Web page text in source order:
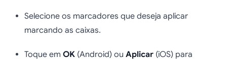
Selecione os marcadores que deseja aplicar
marcando as caixas.
Toque em OK (Android) ou Aplicar (iOS) para